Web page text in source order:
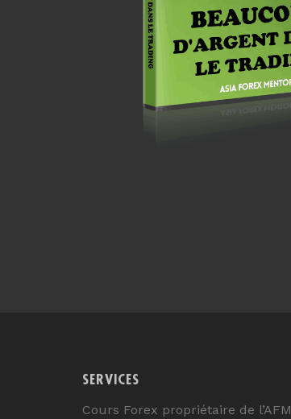
SERVICES
Cours Forex propriétaire de l’AFM